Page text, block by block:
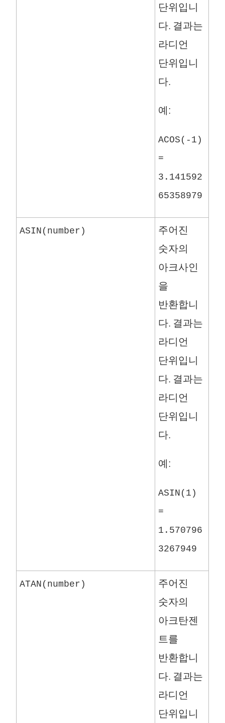
단위입니
다. 결과는
라디언
단위입니
다.
예:
ACOS(-1)
=
3.141592
65358979
ASIN(number)
주어진
숫자의
아크사인
을
반환합니
다. 결과는
라디언
단위입니
다. 결과는
라디언
단위입니
다.
예:
ASIN(1)
=
1.570796
3267949
ATAN(number)
주어진
숫자의
아크탄젠
트를
반환합니
다. 결과는
라디언
단위입니